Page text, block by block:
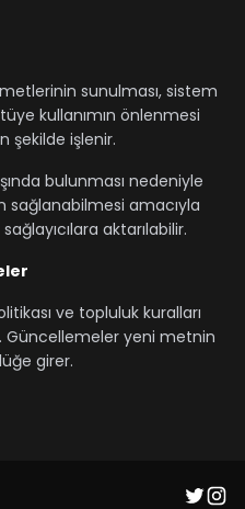
sunulması, sistem
kullanımın önlenmesi
şekilde işlenir.
bulunması nedeniyle
sağlanabilmesi amacıyla
aktarılabilir.
ve topluluk kuralları
Güncellemeler yeni metnin
girer.